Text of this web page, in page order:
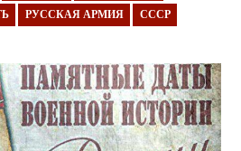
РУССКАЯ АРМИЯ СССР